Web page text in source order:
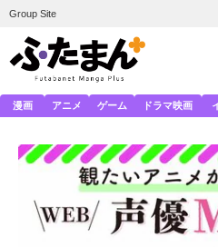
Group Site
漫画 アニメ ゲーム ドラマ映画